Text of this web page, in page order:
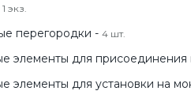
1 экз.
перегородки - 4 шт.
элементы для
элементы для установки на